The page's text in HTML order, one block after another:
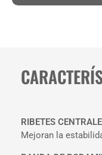
RIBETES
Mejoran la